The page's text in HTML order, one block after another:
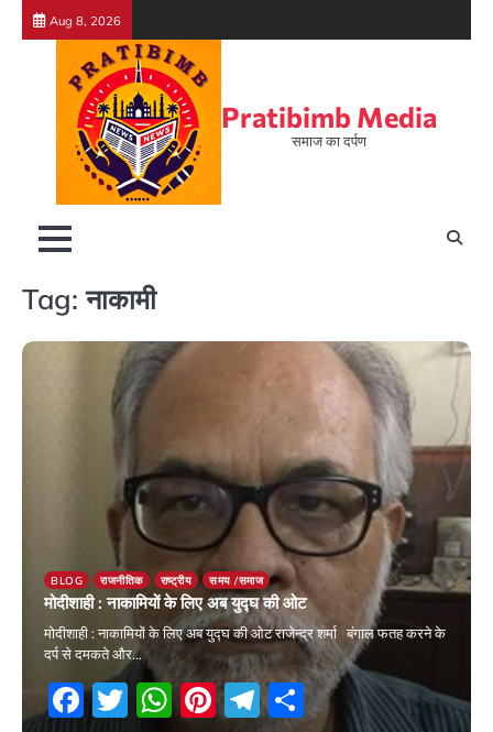
Skip
Aug 8, 2026
Pratibimb Media
समाज का दर्पण
Tag:नाकामी
BLOG राजनीतिक राष्ट्रीय समय /समाज
मोदीशाही : नाकामियों के लिए अब युद्घ की ओट
मोदीशाही : नाकामियों के लिए अब युद्घ की ओट राजेन्द्र शर्मा बंगाल फतह करने के
दर्प से दमकते और…
Facebook
Twitter
WhatsApp
Pinterest
Telegram
Share